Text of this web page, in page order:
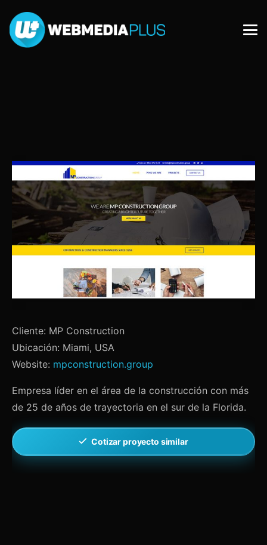
Cliente: MP Construction
Ubicación: Miami, USA
Website: mpconstruction.group
Empresa líder en el área de la construcción con más
de 25 de años de trayectoria en el sur de la Florida.
Cotizar proyecto similar